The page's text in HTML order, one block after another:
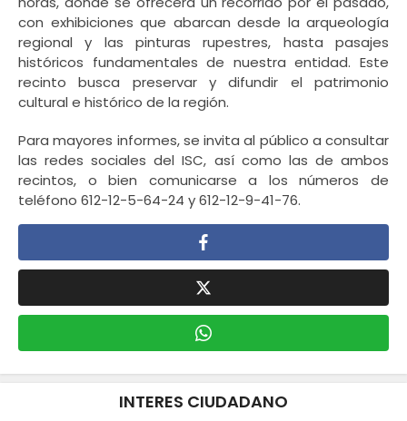
con exhibiciones que abarcan desde la arqueología
regional y las pinturas rupestres, hasta pasajes
históricos fundamentales de nuestra entidad. Este
recinto busca preservar y difundir el patrimonio
cultural e histórico de la región.
Para mayores informes, se invita al público a consultar
las redes sociales del ISC, así como las de ambos
recintos, o bien comunicarse a los números de
teléfono 612-12-5-64-24 y 612-12-9-41-76.
INTERES CIUDADANO